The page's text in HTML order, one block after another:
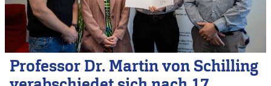
Professor Dr. Martin von Schilling